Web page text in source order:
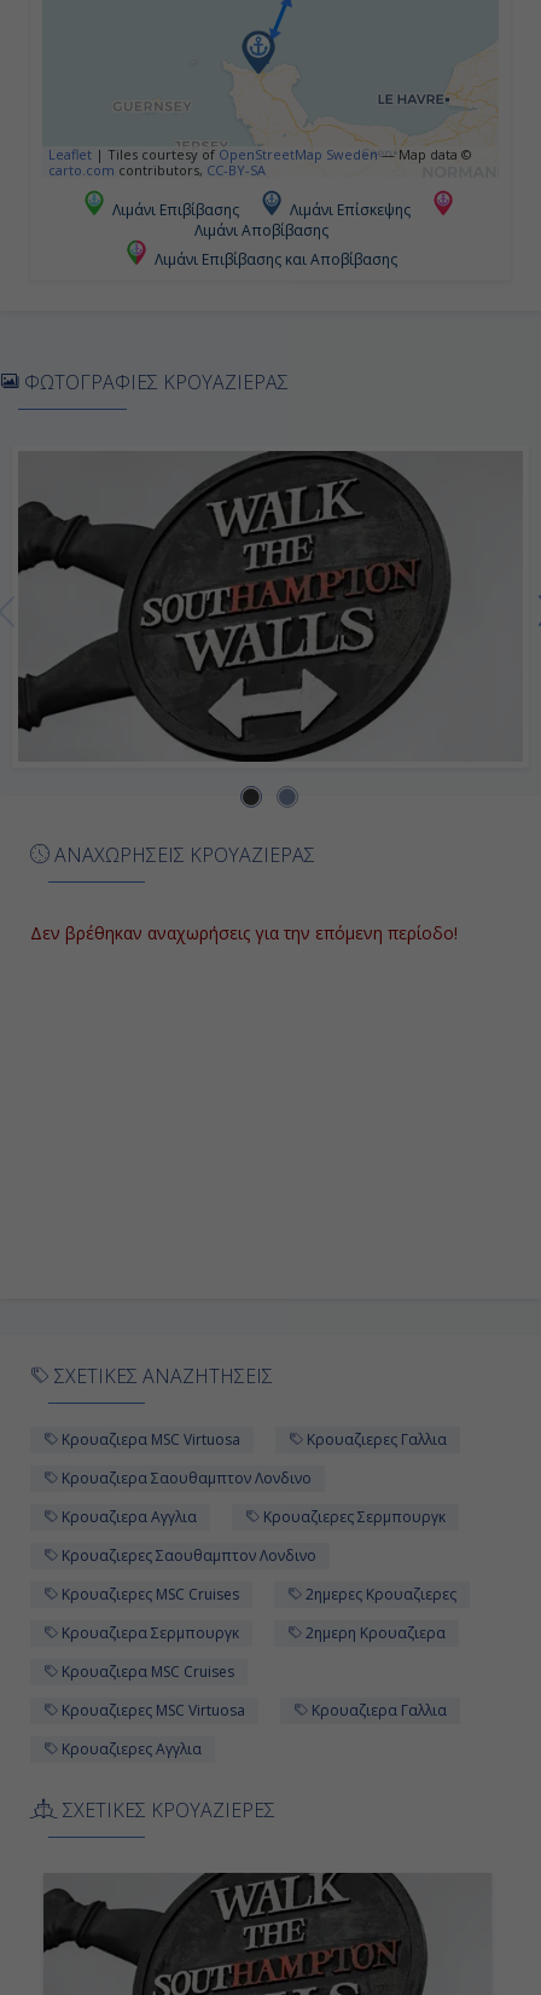
Leaflet | Tiles courtesy of OpenStreetMap Sweden — Map data ©
carto.com contributors, CC-BY-SA
Λιμάνι Επιβίβασης
Λιμάνι Επίσκεψης
Λιμάνι Αποβίβασης
Λιμάνι Επιβίβασης και Αποβίβασης
ΑΝΑΧΩΡΗΣΕΙΣ ΚΡΟΥΑΖΙΕΡΑΣ
Δεν βρέθηκαν αναχωρήσεις για την επόμενη περίοδο!
ΦΩΤΟΓΡΑΦΙΕΣ ΚΡΟΥΑΖΙΕΡΑΣ
ΣΧΕΤΙΚΕΣ ΑΝΑΖΗΤΗΣΕΙΣ
Κρουαζιερα MSC Virtuosa
Κρουαζιερες Γαλλια
Κρουαζιερα Σαουθαμπτον Λονδινο
Κρουαζιερα Αγγλια
Κρουαζιερες Σερμπουργκ
Κρουαζιερες Σαουθαμπτον Λονδινο
Κρουαζιερες MSC Cruises
2ημερες Κρουαζιερες
Κρουαζιερα Σερμπουργκ
2ημερη Κρουαζιερα
Κρουαζιερα MSC Cruises
Κρουαζιερες MSC Virtuosa
Κρουαζιερα Γαλλια
Κρουαζιερες Αγγλια
ΣΧΕΤΙΚΕΣ ΚΡΟΥΑΖΙΕΡΕΣ